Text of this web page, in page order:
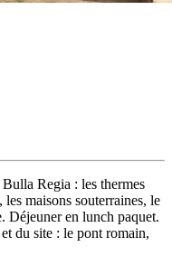
Regia : les thermes
maisons souterraines, le
Déjeuner en lunch paquet.
du site : le pont romain,